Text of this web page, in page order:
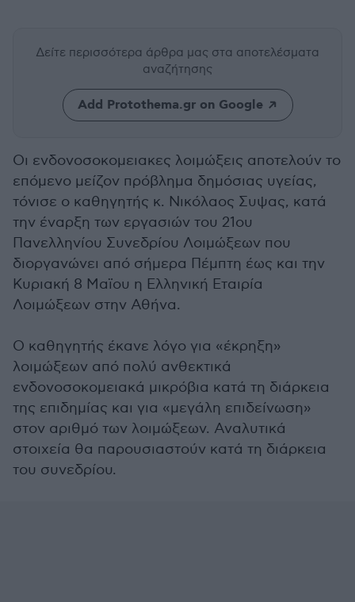
Δείτε περισσότερα άρθρα μας στα αποτελέσματα
αναζήτησης
Add Protothema.gr on Google
Οι ενδονοσοκομειακες λοιμώξεις αποτελούν το
επόμενο μείζον πρόβλημα δημόσιας υγείας,
τόνισε ο καθηγητής κ. Νικόλαος Συψας, κατά
την έναρξη των εργασιών του 21ου
Πανελληνίου Συνεδρίου Λοιμώξεων που
διοργανώνει από σήμερα Πέμπτη έως και την
Κυριακή 8 Μαϊου η Ελληνική Εταιρία
Λοιμώξεων στην Αθήνα.
Ο καθηγητής έκανε λόγο για «έκρηξη»
λοιμώξεων από πολύ ανθεκτικά
ενδονοσοκομειακά μικρόβια κατά τη διάρκεια
της επιδημίας και για «μεγάλη επιδείνωση»
στον αριθμό των λοιμώξεων. Αναλυτικά
στοιχεία θα παρουσιαστούν κατά τη διάρκεια
του συνεδρίου.